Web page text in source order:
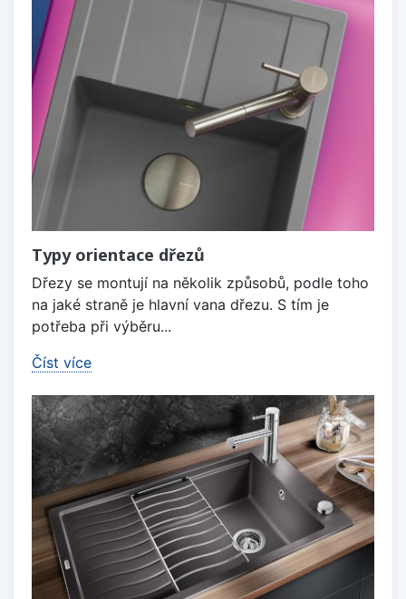
Typy orientace dřezů
Dřezy se montují na několik způsobů, podle toho
na jaké straně je hlavní vana dřezu. S tím je
potřeba při výběru...
Číst více